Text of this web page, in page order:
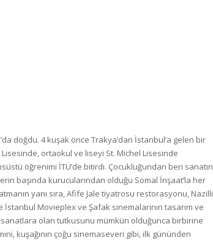
doğdu. 4 kuşak önce Trakya’dan İstanbul’a gelen bir
ortaokul ve liseyi St. Michel Lisesinde
öğrenimi İTÜ’de bitirdi. Çocukluğundan beri sanatın
başında kurucularından olduğu Somal İnşaat’la her
yanı sıra, Afife Jale tiyatrosu restorasyonu, Nazilli
Movieplex ve Şafak sinemalarının tasarım ve
olan tutkusunu mümkün olduğunca birbirine
kuşağının çoğu sinemaseveri gibi, ilk gününden